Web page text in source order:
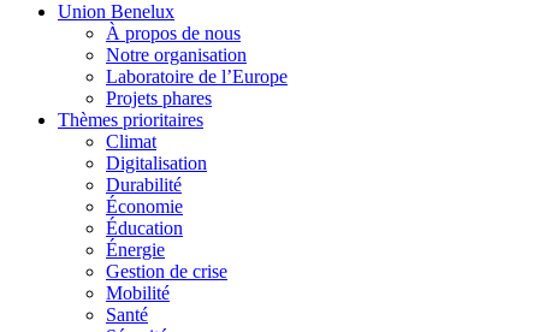
Union Benelux
À propos de nous
Notre organisation
Laboratoire de l’Europe
Projets phares
Thèmes prioritaires
Climat
Digitalisation
Durabilité
Économie
Éducation
Énergie
Gestion de crise
Mobilité
Santé